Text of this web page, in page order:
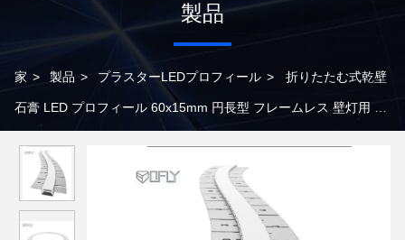
製品
家 > 製品 > プラスターLEDプロフィール > 折りたたむ式乾壁
石膏 LED プロフィール 60x15mm 円長型 フレームレス 壁灯用 ア